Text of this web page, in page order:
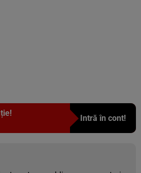
Intră în cont!